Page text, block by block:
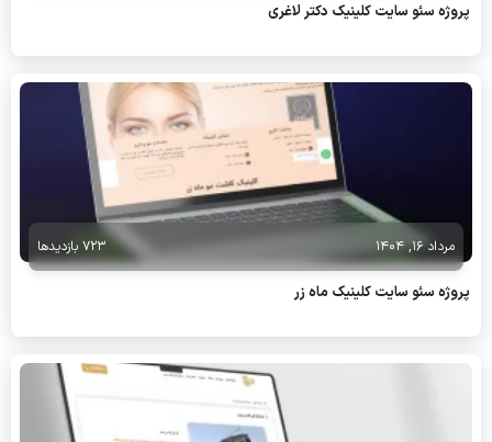
پروژه سئو سایت کلینیک دکتر لاغری
مرداد 16, 1404 723 بازدیدها
پروژه سئو سایت کلینیک ماه زر